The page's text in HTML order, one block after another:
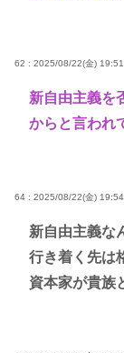
62 : 2025/08/22(金)
新自由主義を
からと言われ
64 : 2025/08/22(金)
新自由主義な
行き着く先は
資本家が貴族